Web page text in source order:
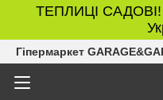
ТЕПЛИЦІ САДОВІ!
Гіпермаркет